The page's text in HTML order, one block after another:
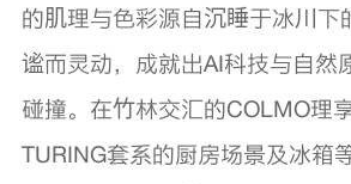
的肌理与色彩源自沉睡于冰川下
谧而灵动，成就出AI科技与自然
碰撞。在竹林交汇的COLMO理
TURING套系的厨房场景及冰箱